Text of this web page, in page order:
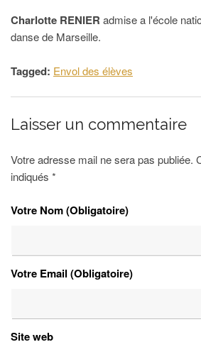
Charlotte RENIER admise a l'école
danse de Marseille.
Tagged: Envol des élèves
Laisser un commentaire
Votre adresse mail ne sera pas publiée.
indiqués *
Votre Nom (Obligatoire)
Votre Email (Obligatoire)
Site web